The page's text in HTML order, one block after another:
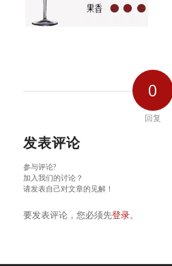
0
回复
发表评论
参与评论?
加入我们的讨论？
请发表自己对文章的见解！
要发表评论，您必须先登录。